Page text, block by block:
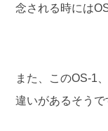
念される時には
また、このOS-1
違いがあるそうで